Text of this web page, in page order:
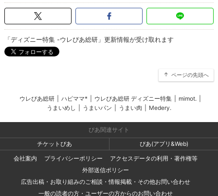
「ディズニー特集 -ウレぴあ総研」更新情報が受け取れます
ページの先頭へ
ウレぴあ総研 ハピママ* ウレぴあ総研 ディズニー特集 mimot.
うまいめし
うまいパン うまい肉 Medery.
ぴあ関連サイト
チケットぴあ
ぴあ(アプリ&Web)
会社案内
プライバシーポリシー
アクセスデータの利用・著作権等
外部送信ポリシー
広告出稿・お取り組みのご相談・情報掲載・その他お問い合わせ
一般の読者の方・ユーザーの方からのお問い合わせ